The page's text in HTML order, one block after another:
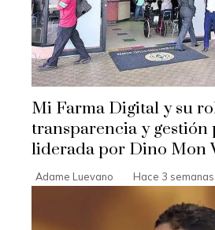
Mi Farma Digital y su
transparencia y gestión
liderada por Dino Mon
Adame Luevano Hace 3 semanas